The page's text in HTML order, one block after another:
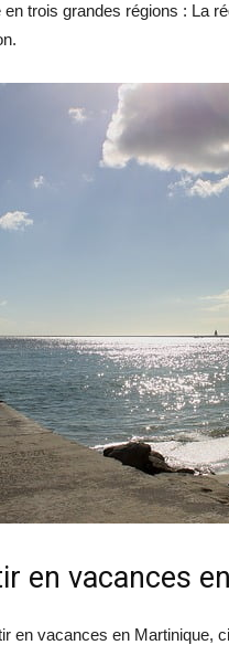
trois grandes régions : La
en vacances
en vacances en Martinique,